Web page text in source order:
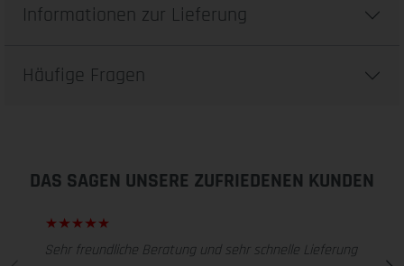
Informationen zur Lieferung
Häufige Fragen
DAS SAGEN UNSERE ZUFRIEDENEN KUNDEN
Sehr freundliche Beratung und sehr schnelle Lieferung